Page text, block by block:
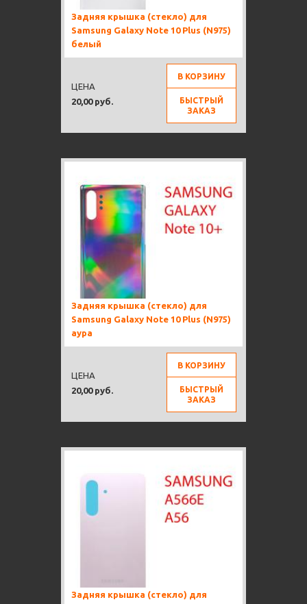
Задняя крышка (стекло) для
Samsung Galaxy Note 10 Plus (N975)
белый
20,00 руб.
ЦЕНА
В КОРЗИНУ
БЫСТРЫЙ
ЗАКАЗ
Задняя крышка (стекло) для
Samsung Galaxy Note 10 Plus (N975)
аура
20,00 руб.
ЦЕНА
В КОРЗИНУ
БЫСТРЫЙ
ЗАКАЗ
Задняя крышка (стекло) для